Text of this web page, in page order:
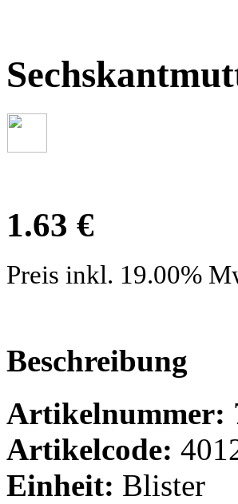
1.63 €
Preis inkl. 19.00%
Beschreibung
Artikelnummer:
Artikelcode:
Einheit: Blister